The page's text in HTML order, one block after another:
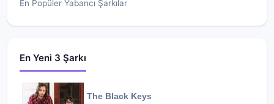
En Popüler Yabancı Şarkılar
En Yeni 3 Şarkı
The Black Keys